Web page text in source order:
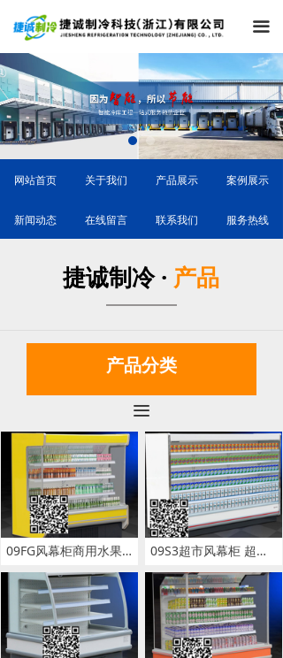
끀
网站首页 关于我们 产品展示 案例展示
新闻动态 在线留言 联系我们 服务热线
捷诚制冷 · 产品
끀
产品分类
09FG风幕柜商用水果保鲜柜浙江大型超市风幕柜蔬菜牛奶冷藏展示柜 09S3超市风幕柜 超市一体风幕柜 商超便利敞开式一体风幕柜直销